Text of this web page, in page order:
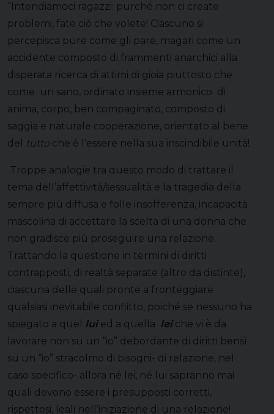
“Intendiamoci ragazzi: purché non ci create
problemi, fate ciò che volete! Ciascuno si
percepisca pure come gli pare, magari come un
accidente composto di frammenti anarchici alla
disperata ricerca di attimi di gioia piuttosto che
come un sano, ordinato insieme armonico di
anima, corpo, ben compaginato, composto di
saggia e naturale cooperazione, orientato al bene
del
tutto che è l’essere nella sua inscindibile unità!
Troppe analogie tra questo modo di trattare il
tema dell’affettività/sessualità e la tragedia della
sempre più diffusa e folle insofferenza, incapacità
mascolina di accettare la scelta di una donna che
non gradisce più proseguire una relazione.
Trattando la questione in termini di diritti
contrapposti, di realtà separate (altro da distinte),
ciascuna delle quali pronte a fronteggiare
qualsiasi inevitabile conflitto, poiché se nessuno ha
spiegato a quel luied a quella leiche vi è da
lavorare non su un “io” debordante di diritti bensì
su un “io” stracolmo di bisogni- di relazione, nel
caso specifico- allora né lei, né lui sapranno mai
quali devono essere i presupposti corretti,
rispettosi, leali nell’iniziazione di una relazione!